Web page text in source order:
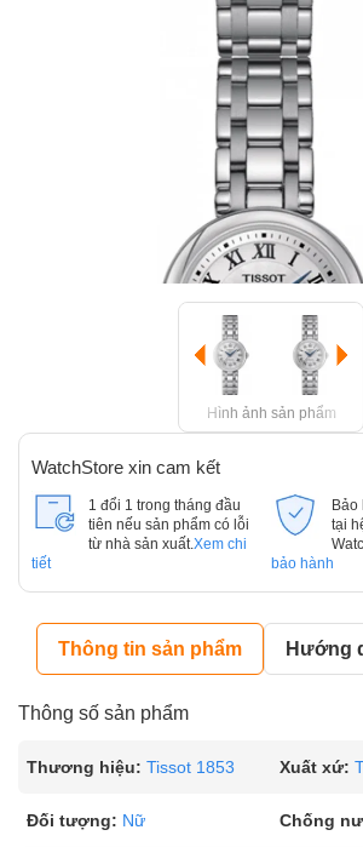
Hình ảnh sản phẩm
WatchStore xin cam kết
1 đổi 1 trong tháng đầu
tiên nếu sản phẩm có lỗi
từ nhà sản xuất. Xem chi
tiết
Bảo
tại
bảo hành
Thông tin sản phẩm Hướng
Thông số sản phẩm
Thương hiệu: Tissot 1853 Xuất xứ:
Đối tượng: Nữ Chống